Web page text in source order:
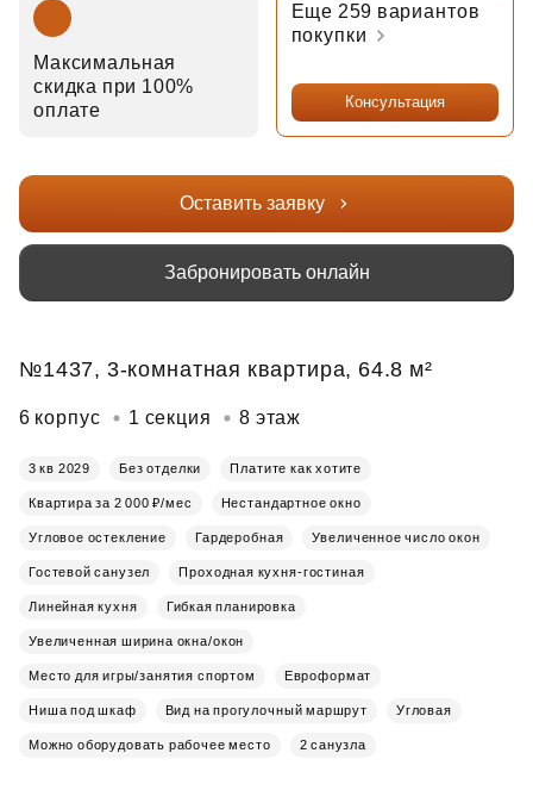
Максимальная
скидка при 100%
оплате
Еще 259 вариантов
покупки
Консультация
Оставить заявку
Забронировать онлайн
№1437, 3-комнатная квартира, 64.8 м²
6 корпус 1 секция 8 этаж
3 кв 2029 Без отделки Платите как хотите
Квартира за 2 000 ₽/мес Нестандартное окно
Угловое остекление Гардеробная Увеличенное число окон
Гостевой санузел Проходная кухня-гостиная
Линейная кухня Гибкая планировка
Увеличенная ширина окна/окон
Место для игры/занятия спортом Евроформат
Ниша под шкаф Вид на прогулочный маршрут Угловая
Можно оборудовать рабочее место 2 санузла